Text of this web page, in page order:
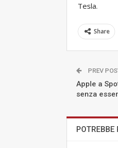
Tesla.
Share
PREV
Apple a
senza